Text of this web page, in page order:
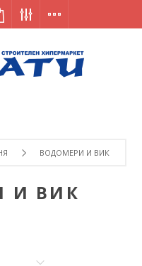
ВОДОМЕРИ И ВИК
И ВИК